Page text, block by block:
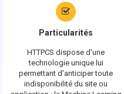
Particularités
HTTPCS dispose d'une
technologie unique lui
permettant d'anticiper toute
indisponibilité du site ou